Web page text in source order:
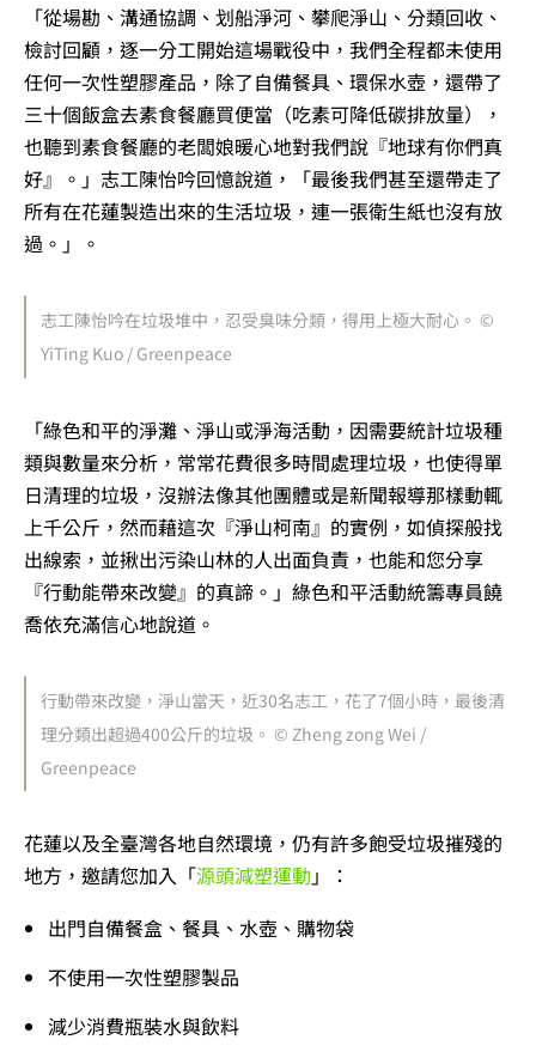
「從場勘、溝通協調、划船淨河、攀爬淨山、分類回收、
檢討回顧，逐一分工開始這場戰役中，我們全程都未使用
任何一次性塑膠產品，除了自備餐具、環保水壺，還帶了
三十個飯盒去素食餐廳買便當（吃素可降低碳排放量），
也聽到素食餐廳的老闆娘暖心地對我們說『地球有你們真
好』。」志工陳怡吟回憶說道，「最後我們甚至還帶走了
所有在花蓮製造出來的生活垃圾，連一張衛生紙也沒有放
過。」。
志工陳怡吟在垃圾堆中，忍受臭味分類，得用上極大耐心。 ©
YiTing Kuo / Greenpeace
「綠色和平的淨灘、淨山或淨海活動，因需要統計垃圾種
類與數量來分析，常常花費很多時間處理垃圾，也使得單
日清理的垃圾，沒辦法像其他團體或是新聞報導那樣動輒
上千公斤，然而藉這次『淨山柯南』的實例，如偵探般找
出線索，並揪出污染山林的人出面負責，也能和您分享
『行動能帶來改變』的真諦。 」綠色和平活動統籌專員饒
喬依充滿信心地說道。
行動帶來改變，淨山當天，近30名志工，花了7個小時，最後清
理分類出超過400公斤的垃圾。 © Zheng zong Wei /
Greenpeace
花蓮以及全臺灣各地自然環境，仍有許多飽受垃圾摧殘的
地方，邀請您加入「源頭減塑運動 」：
出門自備餐盒、餐具、水壺、購物袋
不使用一次性塑膠製品
減少消費瓶裝水與飲料